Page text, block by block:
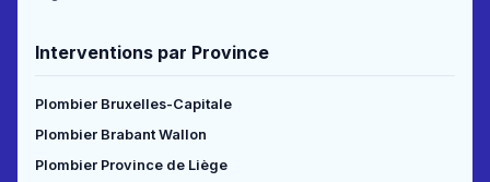
Interventions par Province
Plombier Bruxelles-Capitale
Plombier Brabant Wallon
Plombier Province de Liège